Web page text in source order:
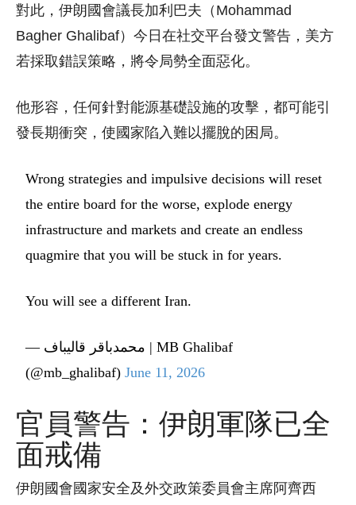
對此，伊朗國會議長加利巴夫（Mohammad
Bagher Ghalibaf）今日在社交平台發文警告，美方
若採取錯誤策略，將令局勢全面惡化。
他形容，任何針對能源基礎設施的攻擊，都可能引
發長期衝突，使國家陷入難以擺脫的困局。
Wrong strategies and impulsive decisions will reset
the entire board for the worse, explode energy
infrastructure and markets and create an endless
quagmire that you will be stuck in for years.
You will see a different Iran.
— محمدباقر قالیباف | MB Ghalibaf
(@mb_ghalibaf)June 11, 2026
官員警告：伊朗軍隊已全
面戒備
伊朗國會國家安全及外交政策委員會主席阿齊西